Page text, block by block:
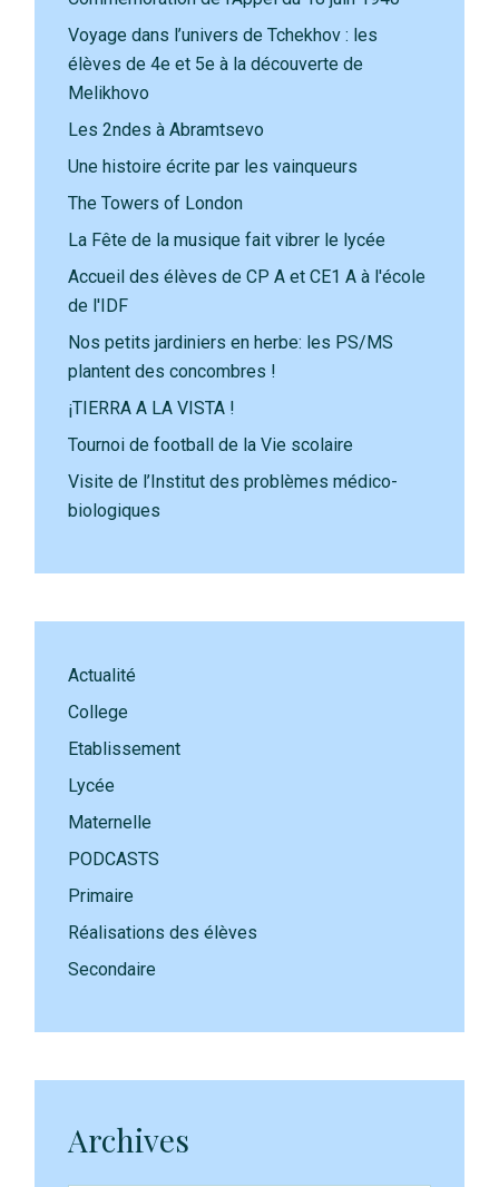
Voyage dans l’univers de Tchekhov : les
élèves de 4e et 5e à la découverte de
Melikhovo
Les 2ndes à Abramtsevo
Une histoire écrite par les vainqueurs
The Towers of London
La Fête de la musique fait vibrer le lycée
Accueil des élèves de CP A et CE1 A à l'école
de l'IDF
Nos petits jardiniers en herbe: les PS/MS
plantent des concombres !
¡TIERRA A LA VISTA !
Tournoi de football de la Vie scolaire
Visite de l’Institut des problèmes médico-
biologiques
Actualité
College
Etablissement
Lycée
Maternelle
PODCASTS
Primaire
Réalisations des élèves
Secondaire
Archives